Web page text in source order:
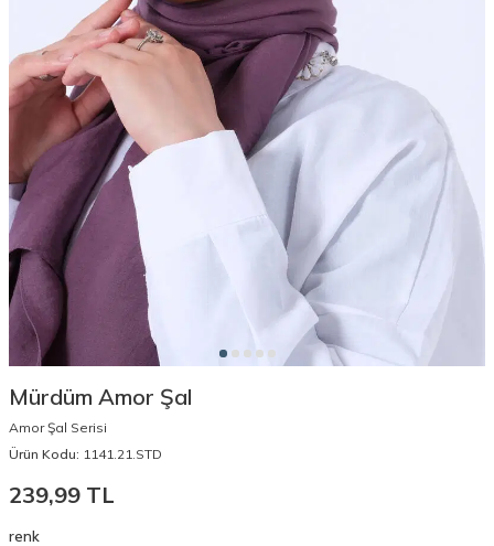
Mürdüm Amor Şal
Amor Şal Serisi
Ürün Kodu: 1141.21.STD
239,99 TL
renk